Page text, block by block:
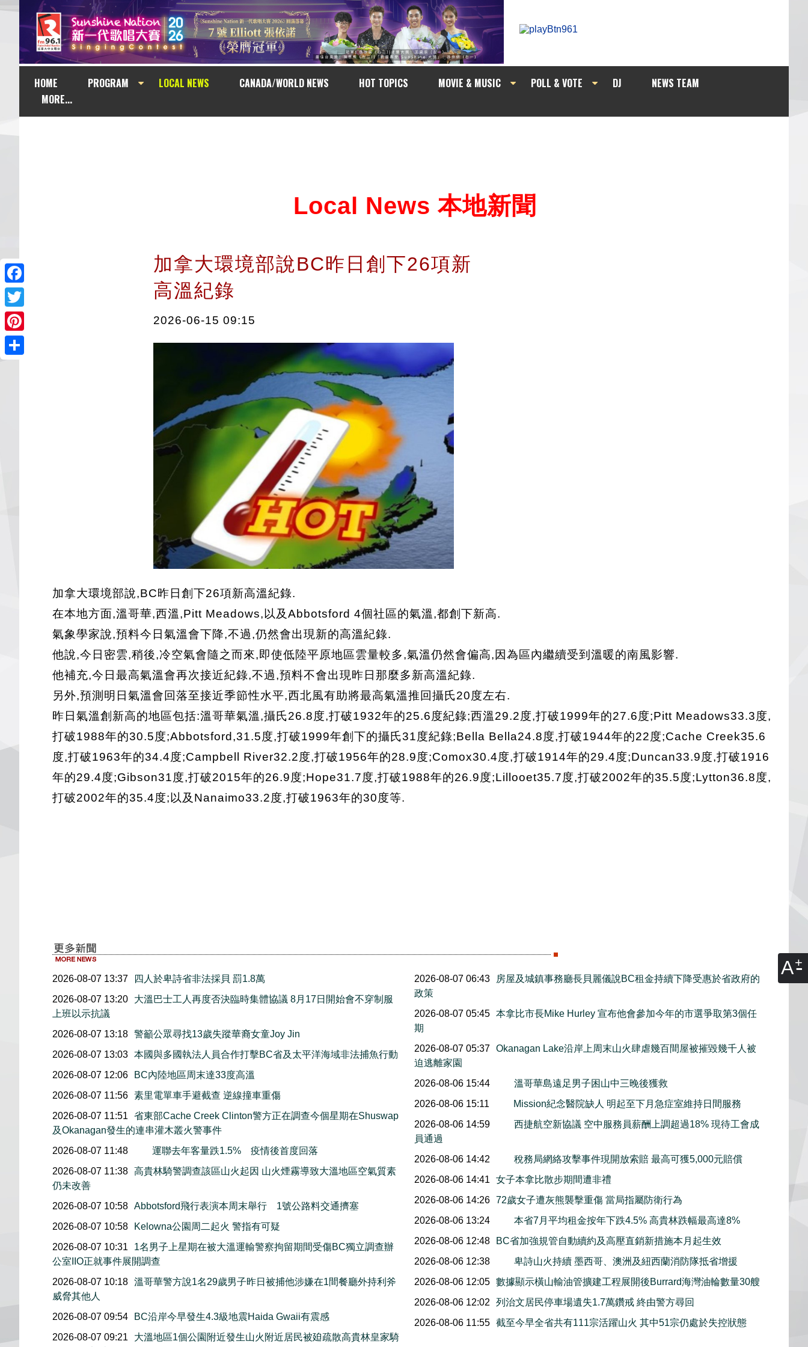
A
HOME PROGRAM LOCAL NEWS CANADA/WORLD NEWS HOT TOPICS MOVIE & MUSIC POLL & VOTE DJ
NEWS TEAM
MORE...
Facebook
Twitter
Pinterest
Local News 本地新聞
加拿大環境部說BC昨日創下26項新
高溫紀錄
2026-06-15 09:15
加拿大環境部說,BC昨日創下26項新高溫紀錄.
在本地方面,溫哥華,西溫,Pitt Meadows,以及Abbotsford 4個社區的氣溫,都創下新高.
氣象學家說,預料今日氣溫會下降,不過,仍然會出現新的高溫紀錄.
他說,今日密雲,稍後,冷空氣會隨之而來,即使低陸平原地區雲量較多,氣溫仍然會偏高,因為區內繼續受到溫暖的南風影響.
他補充,今日最高氣溫會再次接近紀錄,不過,預料不會出現昨日那麼多新高溫紀錄.
另外,預測明日氣溫會回落至接近季節性水平,西北風有助將最高氣溫推回攝氏20度左右.
昨日氣溫創新高的地區包括:溫哥華氣溫,攝氏26.8度,打破1932年的25.6度紀錄;西溫29.2度,打破1999年的27.6度;Pitt Meadows33.3度,
打破1988年的30.5度;Abbotsford,31.5度,打破1999年創下的攝氏31度紀錄;Bella Bella24.8度,打破1944年的22度;Cache Creek35.6
度,打破1963年的34.4度;Campbell River32.2度,打破1956年的28.9度;Comox30.4度,打破1914年的29.4度;Duncan33.9度,打破1916
年的29.4度;Gibson31度,打破2015年的26.9度;Hope31.7度,打破1988年的26.9度;Lillooet35.7度,打破2002年的35.5度;Lytton36.8度,
打破2002年的35.4度;以及Nanaimo33.2度,打破1963年的30度等.
2026-08-07 13:37
四人於卑詩省非法採貝 罰1.8萬
2026-08-07 13:20
大溫巴士工人再度否決臨時集體協議 8月17日開始會不穿制服
上班以示抗議
2026-08-07 13:18 警籲公眾尋找13歲失蹤華裔女童Joy Jin
2026-08-07 13:03 本國與多國執法人員合作打擊BC省及太平洋海域非法捕魚行動
2026-08-07 12:06
BC內陸地區周末達33度高溫
2026-08-07 11:56 素里電單車手避截查 逆線撞車重傷
2026-08-07 11:51
省東部Cache Creek Clinton警方正在調查今個星期在Shuswap
及Okanagan發生的連串灌木叢火警事件
2026-08-07 11:48
運聯去年客量跌1.5% 疫情後首度回落
2026-08-07 11:38 高貴林騎警調查該區山火起因 山火煙霧導致大溫地區空氣質素
仍未改善
2026-08-07 10:58 Abbotsford飛行表演本周末舉行 1號公路料交通擠塞
2026-08-07 10:58
Kelowna公園周二起火 警指有可疑
2026-08-07 10:31
1名男子上星期在被大溫運輸警察拘留期間受傷BC獨立調查辦
公室IIO正就事件展開調查
2026-08-07 10:18 溫哥華警方說1名29歲男子昨日被捕他涉嫌在1間餐廳外持利斧
威脅其他人
2026-08-07 09:54
BC沿岸今早發生4.3級地震Haida Gwaii有震感
2026-08-07 09:21
大溫地區1個公園附近發生山火附近居民被廹疏散高貴林皇家騎
2026-08-07 06:43
房屋及城鎮事務廳長貝麗儀說BC租金持續下降受惠於省政府的
政策
2026-08-07 05:45
本拿比市長Mike Hurley 宣布他會參加今年的市選爭取第3個任
期
2026-08-07 05:37
Okanagan Lake沿岸上周末山火肆虐幾百間屋被摧毀幾千人被
迫逃離家園
2026-08-06 15:44
溫哥華島遠足男子困山中三晚後獲救
2026-08-06 15:11
Mission紀念醫院缺人 明起至下月急症室維持日間服務
2026-08-06 14:59
西捷航空新協議 空中服務員薪酬上調超過18% 現待工會成
員通過
2026-08-06 14:42
稅務局網絡攻擊事件現開放索賠 最高可獲5,000元賠償
2026-08-06 14:41
女子本拿比散步期間遭非禮
2026-08-06 14:26
72歲女子遭灰熊襲擊重傷 當局指屬防衛行為
2026-08-06 13:24
本省7月平均租金按年下跌4.5% 高貴林跌幅最高達8%
2026-08-06 12:48
BC省加強規管自動續約及高壓直銷新措施本月起生效
2026-08-06 12:38
卑詩山火持續 墨西哥、澳洲及紐西蘭消防隊抵省增援
2026-08-06 12:05
數據顯示橫山輸油管擴建工程展開後Burrard海灣油輪數量30艘
2026-08-06 12:02
列治文居民停車場遺失1.7萬鑽戒 終由警方尋回
2026-08-06 11:55
截至今早全省共有111宗活躍山火 其中51宗仍處於失控狀態